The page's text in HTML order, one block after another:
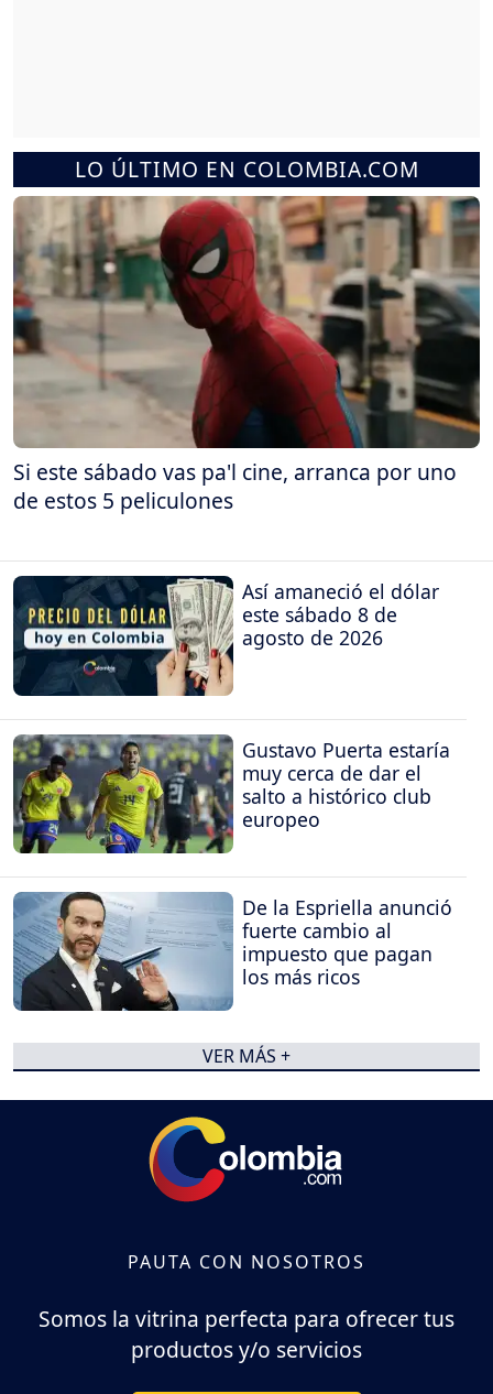
LO ÚLTIMO EN COLOMBIA.COM
Si este sábado vas pa'l cine, arranca por uno
de estos 5 peliculones
Así amaneció el dólar
este sábado 8 de
agosto de 2026
Gustavo Puerta estaría
muy cerca de dar el
salto a histórico club
europeo
De la Espriella anunció
fuerte cambio al
impuesto que pagan
los más ricos
VER MÁS +
PAUTA CON NOSOTROS
Somos la vitrina perfecta para ofrecer tus
productos y/o servicios